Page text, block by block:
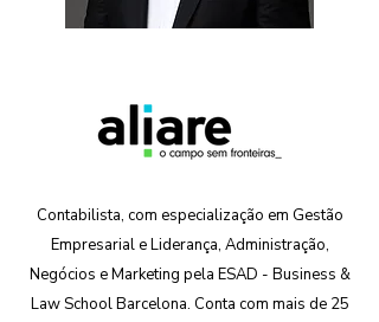
Contabilista, com especialização em Gestão
Empresarial e Liderança, Administração,
Negócios e Marketing pela ESAD - Business &
Law School Barcelona. Conta com mais de 25